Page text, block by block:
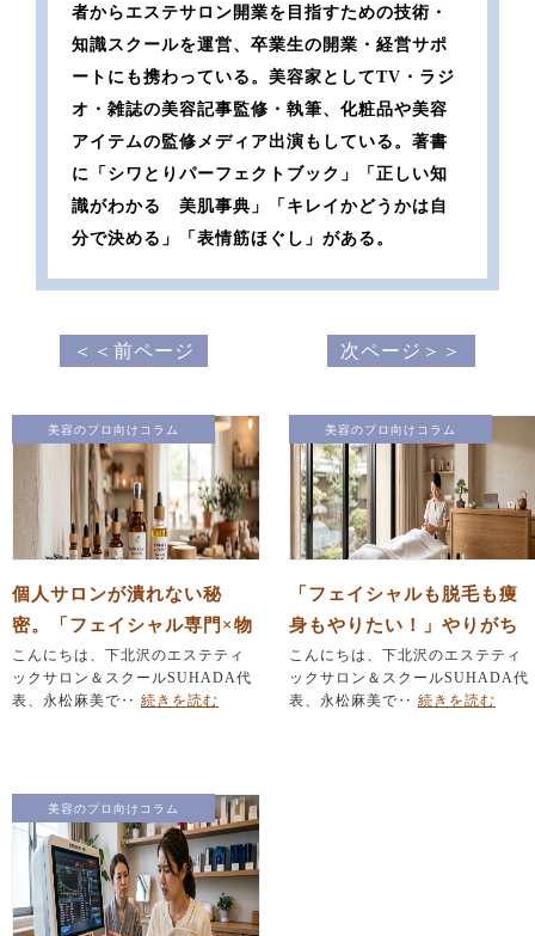
者からエステサロン開業を目指すための技術・
知識スクールを運営、卒業生の開業・経営サポ
ートにも携わっている。美容家としてTV・ラジ
オ・雑誌の美容記事監修・執筆、化粧品や美容
アイテムの監修メディア出演もしている。著書
に「シワとりパーフェクトブック」「正しい知
識がわかる 美肌事典」「キレイかどうかは自
分で決める」「表情筋ほぐし」がある。
＜＜前ページ 次ページ＞＞
美容のプロ向けコラム
個人サロンが潰れない秘
密。「フェイシャル専門×物
販」で作る安定経営の仕組
み
こんにちは、下北沢のエステティ
ックサロン＆スクールSUHADA代
表、永松麻美で‥ 続きを読む
美容のプロ向けコラム
「フェイシャルも脱毛も痩
身もやりたい！」やりがち
なメニュー詰め込みを防ぐ
『引き算』の法則
こんにちは、下北沢のエステティ
ックサロン＆スクールSUHADA代
表、永松麻美で‥ 続きを読む
美容のプロ向けコラム